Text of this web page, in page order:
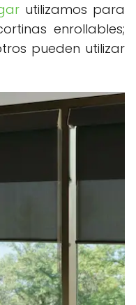
utilizamos para
enrollables;
pueden utilizar